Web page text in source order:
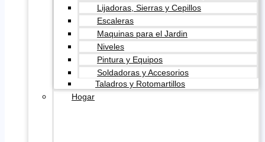
Lijadoras, Sierras y Cepillos
Escaleras
Maquinas para el Jardin
Niveles
Pintura y Equipos
Soldadoras y Accesorios
Taladros y Rotomartillos
Hogar